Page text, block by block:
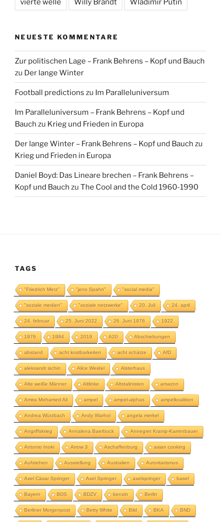
vierte welle Willy Brandt Wladimir Putin
NEUESTE KOMMENTARE
Zur politischen Lage – Frank Behrens – Kopf und Bauch
zu Der lange Winter
Football predictions zu Im Paralleluniversum
Im Paralleluniversum – Frank Behrens – Kopf und
Bauch zu Krieg und Frieden in Europa
Der lange Winter – Frank Behrens – Kopf und Bauch zu
Krieg und Frieden in Europa
Daniel Boyd: Das Lineare brechen – Frank Behrens –
Kopf und Bauch zu The Cool and the Cold 1960-1990
TAGS
"Friedrich Merz" "jens Spahn" "social media"
"soziale medien" "soziale netzwerke" 20. Juli 24. april
24. februar 25. Juni 2022 26. Juni 1976 1922
1976 1984 2019 A20 Abschiebungen
abstand acht kostbarkeiten acht schätze AfD
aleksandr ischin Alice Weidel Alsterhaus
Alte weiße Männer Altlinke Altstalinisten amazon
Amira Mohamed Ali ampel ampel-alphas ampelkoalition
Andrea Würzbach Andy Warhol angela merkel
Angriffskrieg Annalena Baerbock Annegret Kramp-Karrenbauer
Antonio Inoki Arrow 3 Aschaffenburg asian cooking
Aufstehen Ausstellung Australien Autoritarismus
Axel Cäsar Springer Axel Springer axelspringer basel
Bayern BDS BDZV benzin Berlin
Berliner Morgenpost Betty White Bild BKA BND